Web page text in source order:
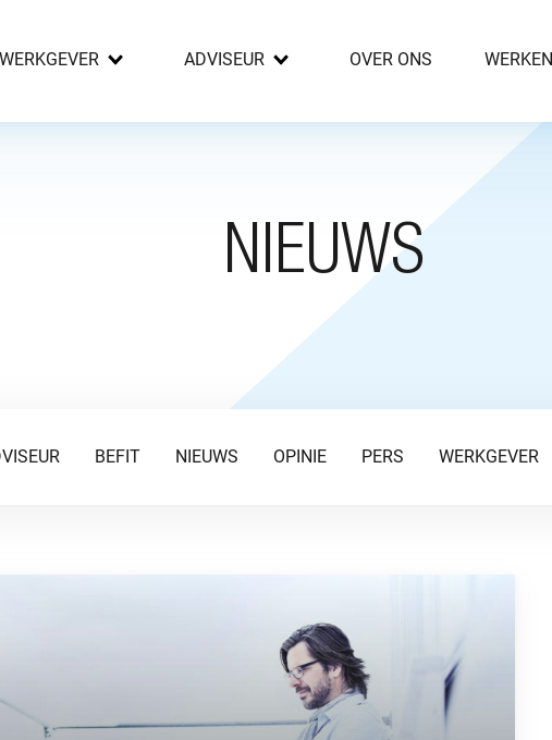
WERKGEVER ADVISEUR OVER ONS
NIEUWS
BEFIT NIEUWS OPINIE PERS WERKGEVER